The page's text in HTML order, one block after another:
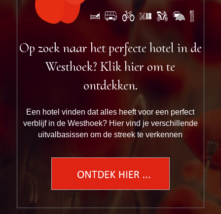
Op zoek naar het perfecte hotel in de
Westhoek? Klik hier om te
ontdekken.
Een hotel vinden dat alles heeft voor een perfect
verblijf in de Westhoek? Hier vind je verschillende
uitvalbasissen om de streek te verkennen